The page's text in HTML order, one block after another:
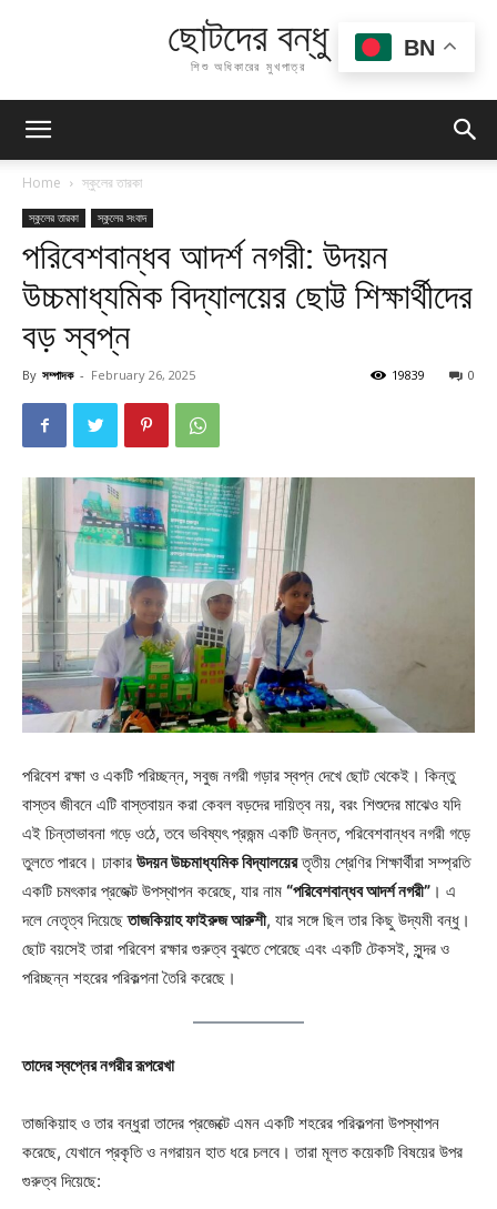
ছোটদের বন্ধু
শিশু অধিকারের মুখপাত্র
Home স্কুলের তারকা
স্কুলের তারকা স্কুলের সংবাদ
পরিবেশবান্ধব আদর্শ নগরী: উদয়ন
উচ্চমাধ্যমিক বিদ্যালয়ের ছোট্ট শিক্ষার্থীদের
বড় স্বপ্ন
By সম্পাদক - February 26, 2025 0
19839
পরিবেশ রক্ষা ও একটি পরিচ্ছন্ন, সবুজ নগরী গড়ার স্বপ্ন দেখে ছোট থেকেই। কিন্তু
বাস্তব জীবনে এটি বাস্তবায়ন করা কেবল বড়দের দায়িত্ব নয়, বরং শিশুদের মাঝেও যদি
এই চিন্তাভাবনা গড়ে ওঠে, তবে ভবিষ্যৎ প্রজন্ম একটি উন্নত, পরিবেশবান্ধব নগরী গড়ে
তুলতে পারবে। ঢাকার উদয়ন উচ্চমাধ্যমিক বিদ্যালয়েরতৃতীয় শ্রেণির শিক্ষার্থীরা সম্প্রতি
একটি চমৎকার প্রজেক্ট উপস্থাপন করেছে, যার নাম “পরিবেশবান্ধব আদর্শ নগরী” । এ
দলে নেতৃত্ব দিয়েছেতাজকিয়াহ ফাইরুজ আরুশী, যার সঙ্গে ছিল তার কিছু উদ্যমী বন্ধু।
ছোট বয়সেই তারা পরিবেশ রক্ষার গুরুত্ব বুঝতে পেরেছে এবং একটি টেকসই, সুন্দর ও
পরিচ্ছন্ন শহরের পরিকল্পনা তৈরি করেছে।
তাদের স্বপ্নের নগরীর রূপরেখা
তাজকিয়াহ ও তার বন্ধুরা তাদের প্রজেক্টে এমন একটি শহরের পরিকল্পনা উপস্থাপন
করেছে, যেখানে প্রকৃতি ও নগরায়ন হাত ধরে চলবে। তারা মূলত কয়েকটি বিষয়ের উপর
গুরুত্ব দিয়েছে:
BN